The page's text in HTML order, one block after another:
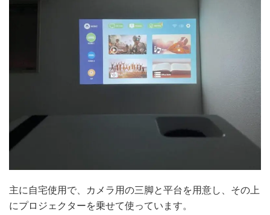
主に自宅使用で、カメラ用の三脚と平台を用意し、その上
にプロジェクターを乗せて使っています。